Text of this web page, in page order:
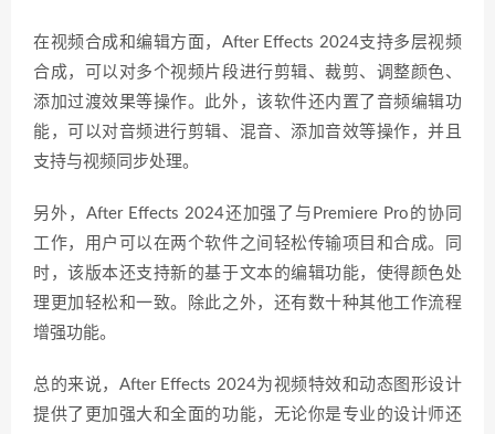
在视频合成和编辑方面，After Effects 2024支持多层视频
合成，可以对多个视频片段进行剪辑、裁剪、调整颜色、
添加过渡效果等操作。此外，该软件还内置了音频编辑功
能，可以对音频进行剪辑、混音、添加音效等操作，并且
支持与视频同步处理。
另外，After Effects 2024还加强了与Premiere Pro的协同
工作，用户可以在两个软件之间轻松传输项目和合成。同
时，该版本还支持新的基于文本的编辑功能，使得颜色处
理更加轻松和一致。除此之外，还有数十种其他工作流程
增强功能。
总的来说，After Effects 2024为视频特效和动态图形设计
提供了更加强大和全面的功能，无论你是专业的设计师还